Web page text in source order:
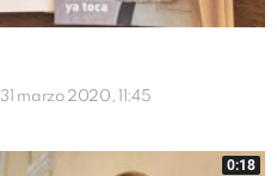
31 marzo 2020, 11:45
0:18